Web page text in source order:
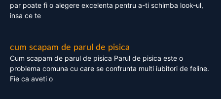
par poate fi o alegere excelenta pentru a-ti schimba look-ul,
insa ce te
cum scapam de parul de pisica
Cum scapam de parul de pisica Parul de pisica este o
problema comuna cu care se confrunta multi iubitori de feline.
Fie ca aveti o